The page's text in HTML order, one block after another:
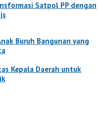
Satpol PP dengan
Buruh Bangunan yang
Kepala Daerah untuk